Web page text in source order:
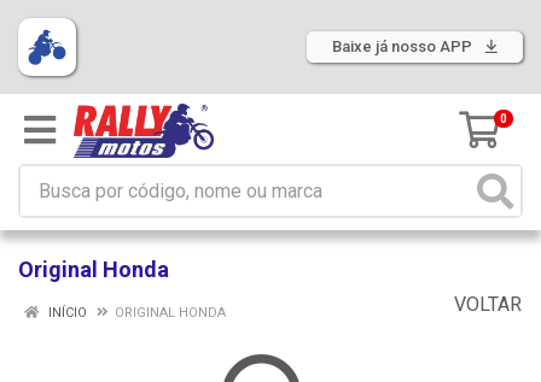
Baixe já nosso APP
0
Original Honda
VOLTAR
INÍCIO ORIGINAL HONDA